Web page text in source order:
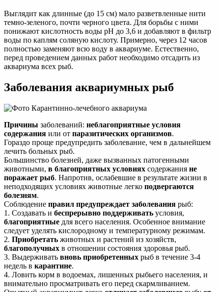
Выглядит как длинные (до 15 см) мало разветвленные нити
темно-зеленого, почти черного цвета. Для борьбы с ними
понижают кислотность воды pH до 3,6 и добавляют в фильтр
воды по каплям соляную кислоту. Примерно, через 12 часов
полностью заменяют всю воду в аквариуме. Естественно,
перед проведением данных работ необходимо отсадить из
аквариума всех рыб.
Заболевания аквариумных рыб
Причины заболеваний: неблагоприятные условия
содержания или от паразитических организмов.
Гораздо проще предупредить заболевание, чем в дальнейшем
лечить больных рыб.
Большинство болезней, даже вызванных патогенными
животными, в благоприятных условиях содержания не
поражает рыб. Напротив, ослабевшие в результате жизни в
неподходящих условиях животные легко подвергаются
болезням.
Соблюдение правил предупреждает заболевания рыб:
1. Создавать и беспрерывно поддерживать условия,
благоприятные для всего населения. Особенное внимание
следует уделять кислородному и температурному режимам.
2. Приобретать животных и растений из хозяйств,
благополучных в отношении состояния здоровья рыб.
3. Выдерживать вновь приобретенных рыб в течение 3-4
недель в карантине.
4. Ловить корм в водоемах, лишенных рыбьего населения, и
внимательно просматривать его перед скармливанием.